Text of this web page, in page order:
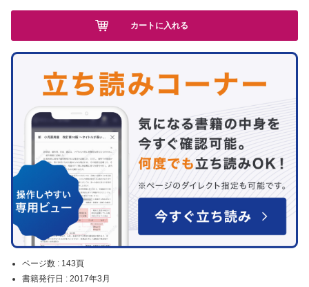
ページ数 : 143頁
書籍発行日 : 2017年3月
カートに入れる